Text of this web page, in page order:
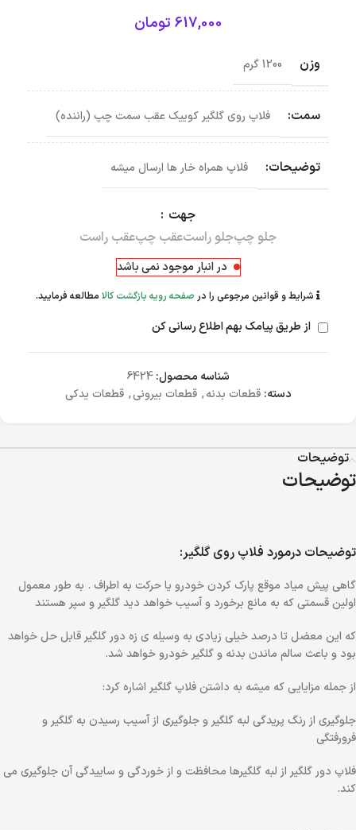
617,000 تومان
وزن 1200 گرم
سمت: فلاپ روی گلگیر کوییک عقب سمت چپ (راننده)
توضیحات: فلاپ همراه خار ها ارسال میشه
جهت
جلو چپجلو راستعقب چپعقب راست
در انبار موجود نمی باشد
شرایط و قوانین مرجوعی را در صفحه رویه بازگشت کالا مطالعه فرمایید.
از طریق پیامک بهم اطلاع رسانی کن
شناسه محصول:6424
دسته: قطعات بدنه, قطعات بیرونی, قطعات یدکی
توضیحات
توضیحات
توضیحات درمورد فلاپ روی گلگیر:
گاهی پیش میاد موقع پارک کردن خودرو یا حرکت به اطراف . به طور معمول
اولین قسمتی که به مانع برخورد و آسیب خواهد دید گلگیر و سپر هستند
که این معضل تا درصد خیلی زیادی به وسیله ی زه دور گلگیر قابل حل خواهد
بود و باعث سالم ماندن بدنه و گلگیر خودرو خواهد شد.
از جمله مزایایی که میشه به داشتن فلاپ گلگیر اشاره کرد:
جلوگیری از رنگ پریدگی لبه گلگیر و جلوگیری از آسیب رسیدن به گلگیر و
فرورفتگی
فلاپ دور گلگیر از لبه گلگیرها محافظت و از خوردگی و ساییدگی آن جلوگیری می
کند.